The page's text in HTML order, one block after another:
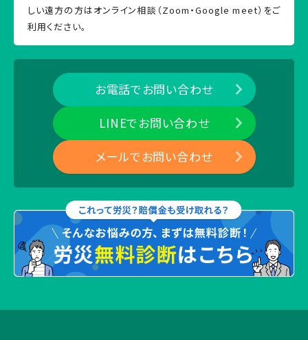
しい遠方の方はオンライン相談（Zoom・Google meet）をご
利用ください。
お電話でお問い合わせ
LINEでお問い合わせ
メールでお問い合わせ